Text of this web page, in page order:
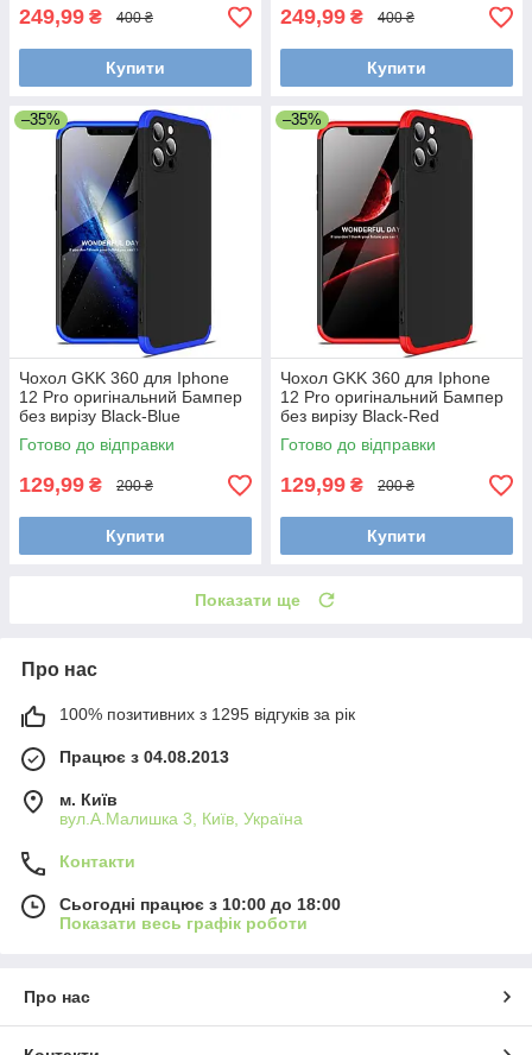
249,99 ₴ 400 ₴
Купити
249,99 ₴ 400 ₴
Купити
–35%
Чохол GKK 360 для Iphone
12 Pro оригінальний Бампер
без вирізу Black-Blue
Готово до відправки
129,99 ₴ 200 ₴
Купити
–35%
Чохол GKK 360 для Iphone
12 Pro оригінальний Бампер
без вирізу Black-Red
Готово до відправки
129,99 ₴ 200 ₴
Купити
Показати ще
Про нас
100% позитивних з 1295 відгуків за рік
Працює з 04.08.2013
м. Київ
вул.А.Малишка 3, Київ, Україна
Контакти
Сьогодні працює з 10:00 до 18:00
Показати весь графік роботи
Про нас